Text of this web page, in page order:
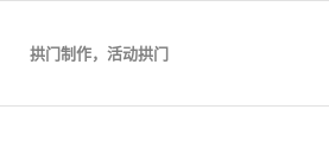
拱门制作，活动拱门